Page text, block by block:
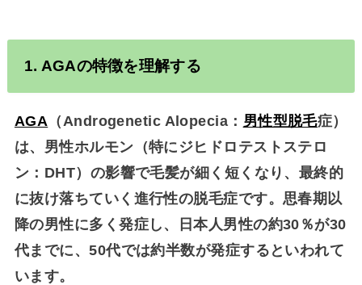
1. AGAの特徴を理解する
AGA （Androgenetic Alopecia： 男性型脱毛症）
は、 男性ホルモン（特にジヒドロテストステロ
ン：DHT）の影響で毛髪が細く短くなり、最終的
に抜け落ちていく進行性の脱毛症です。思春期以
降の男性に多く発症し、日本人男性の約30％が30
代までに、50代では約半数が発症するといわれて
います。